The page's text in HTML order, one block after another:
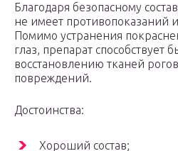
Благодаря безопасному
не имеет противопоказаний
Помимо устранения
глаз, препарат способствует
восстановлению тканей
повреждений.
Достоинства:
Хороший состав;